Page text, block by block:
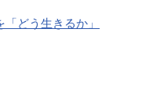
どう生きるか」